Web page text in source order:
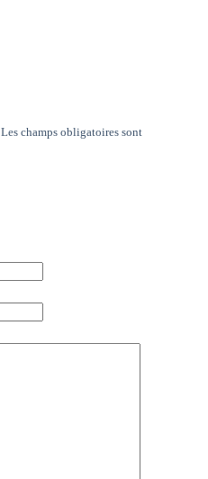
Les champs obligatoires sont